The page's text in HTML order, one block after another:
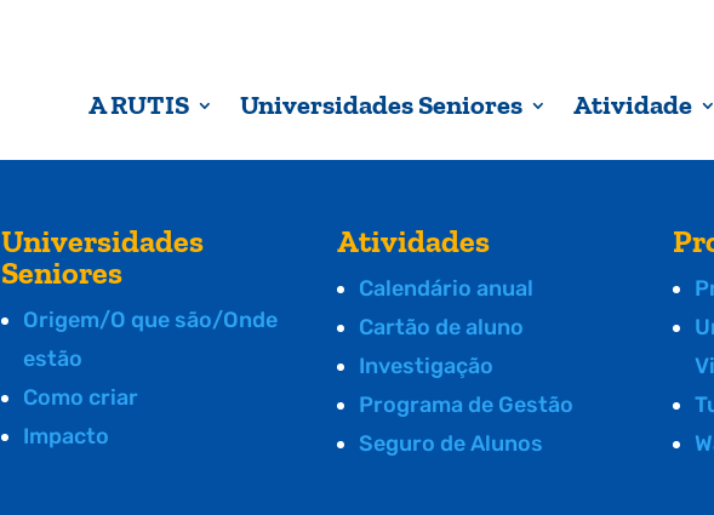
A RUTIS Universidades Seniores Atividade
Universidades
Seniores
Origem/O que são/Onde
estão
Como criar
Impacto
Atividades
Calendário anual
Cartão de aluno
Investigação
Programa de Gestão
Seguro de Alunos